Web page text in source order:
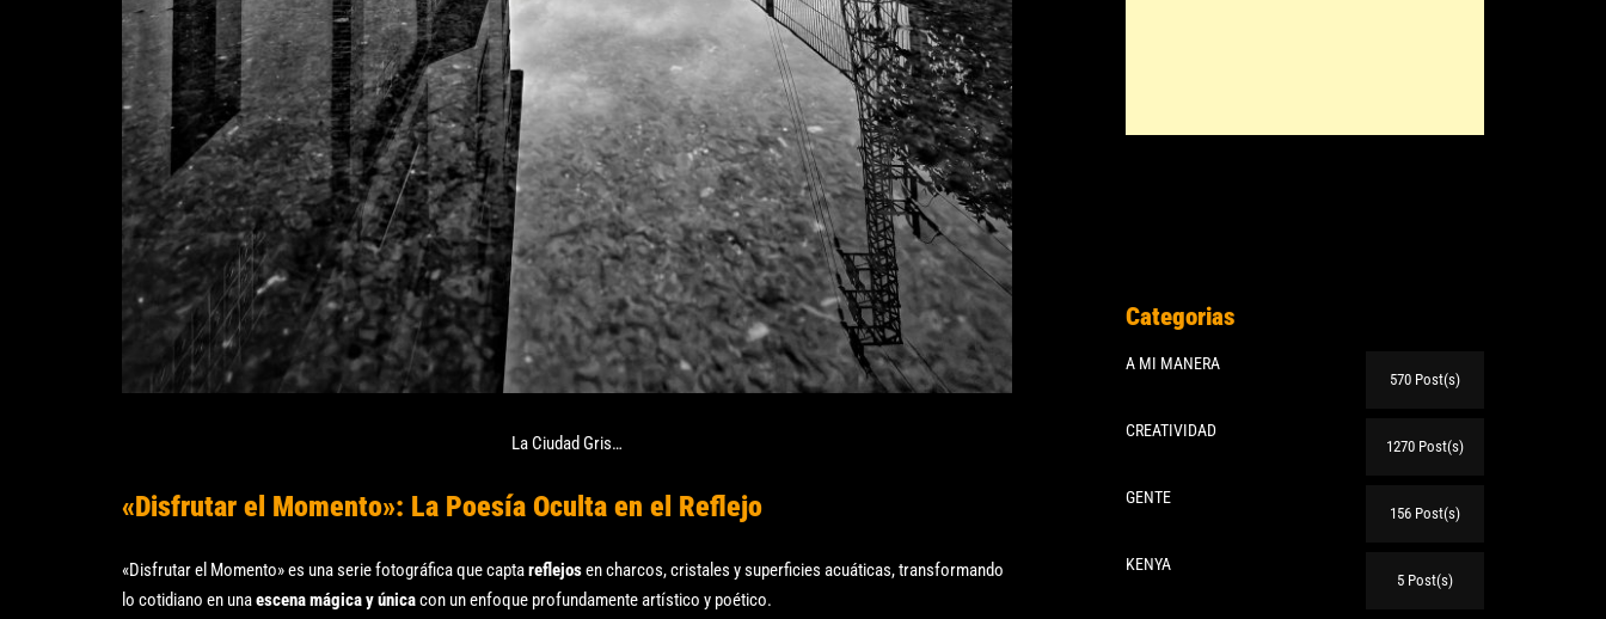
La Ciudad Gris…
«Disfrutar el Momento»: La Poesía Oculta en el Reflejo
«Disfrutar el Momento» es una serie fotográfica que captareflejosen charcos, cristales y superficies acuáticas, transformando
lo cotidiano en unaescena mágica y únicacon un enfoque profundamente artístico y poético.
Categorias
A MI MANERA
570 Post(s)
CREATIVIDAD
1270 Post(s)
GENTE
156 Post(s)
KENYA
5 Post(s)